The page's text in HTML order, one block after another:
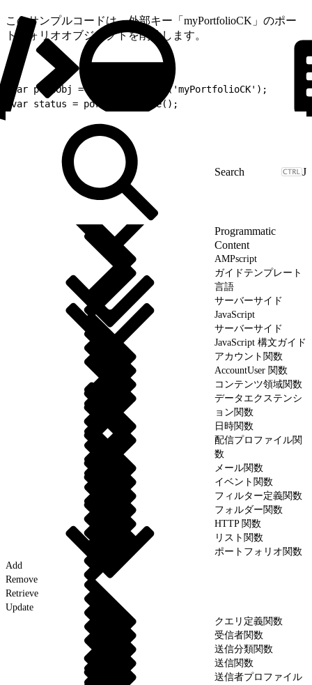
このサンプルコードは、外部キー「myPortfolioCK」のポー
トフォリオオブジェクトを削除します。
var portObj = Portfolio.Init('myPortfolioCK');
var status = portObj.Remove();
J
Programmatic
Content
AMPscript
ガイドテンプレート
言語
サーバーサイド
JavaScript
サーバーサイド
JavaScript 構文ガイド
アカウント関数
AccountUser 関数
コンテンツ領域関数
データエクステンシ
ョン関数
日時関数
配信プロファイル関
数
メール関数
イベント関数
フィルター定義関数
フォルダー関数
HTTP 関数
リスト関数
ポートフォリオ関数
Add
Remove
Retrieve
Update
クエリ定義関数
受信者関数
送信分類関数
送信関数
送信者プロファイル